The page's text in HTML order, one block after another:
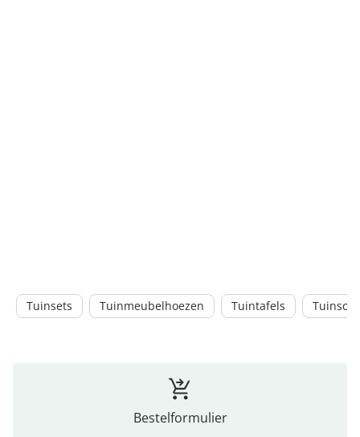
Tuinsets Tuinmeubelhoezen Tuintafels
Bestelformulier